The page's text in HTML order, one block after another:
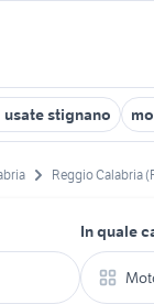
stignano
Reggio Calabria
In quale